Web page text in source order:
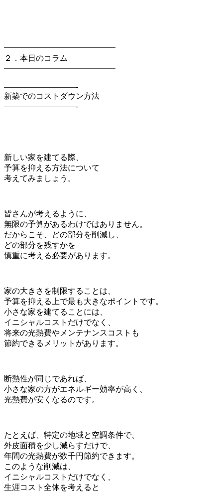
━━━━━━━━━━━━━━
２．本日のコラム
━━━━━━━━━━━━━━
—————————-
新築でのコストダウン方法
—————————-
新しい家を建てる際、
予算を抑える方法について
考えてみましょう。
皆さんが考えるように、
無限の予算があるわけではありません。
だからこそ、どの部分を削減し、
どの部分を残すかを
慎重に考える必要があります。
家の大きさを制限することは、
予算を抑える上で最も大きなポイントです。
小さな家を建てることには、
イニシャルコストだけでなく、
将来の光熱費やメンテナンスコストも
節約できるメリットがあります。
断熱性が同じであれば、
小さな家の方がエネルギー効率が高く、
光熱費が安くなるのです。
たとえば、特定の地域と空調条件で、
外皮面積を少し減らすだけで、
年間の光熱費が数千円節約できます。
このような削減は、
イニシャルコストだけでなく、
生涯コスト全体を考えると